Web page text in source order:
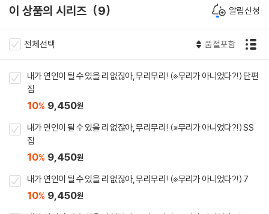
이 상품의 시리즈 9 알림신청
전체선택 품절포함
내가 연인이 될 수 있을 리 없잖아, 무리무리! (※무리가 아니었다?!) 단편
집
10% 9,450원
내가 연인이 될 수 있을 리 없잖아, 무리무리! (※무리가 아니었다?!) SS
집
10% 9,450원
내가 연인이 될 수 있을 리 없잖아, 무리무리! (※무리가 아니었다?!) 7
10% 9,450원